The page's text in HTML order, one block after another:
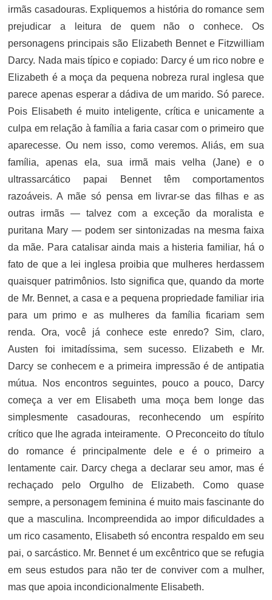
irmãs casadouras. Expliquemos a história do romance sem
prejudicar a leitura de quem não o conhece. Os
personagens principais são Elizabeth Bennet e Fitzwilliam
Darcy. Nada mais típico e copiado: Darcy é um rico nobre e
Elizabeth é a moça da pequena nobreza rural inglesa que
parece apenas esperar a dádiva de um marido. Só parece.
Pois Elisabeth é muito inteligente, crítica e unicamente a
culpa em relação à família a faria casar com o primeiro que
aparecesse. Ou nem isso, como veremos. Aliás, em sua
família, apenas ela, sua irmã mais velha (Jane) e o
ultrassarcático papai Bennet têm comportamentos
razoáveis. A mãe só pensa em livrar-se das filhas e as
outras irmãs — talvez com a exceção da moralista e
puritana Mary — podem ser sintonizadas na mesma faixa
da mãe. Para catalisar ainda mais a histeria familiar, há o
fato de que a lei inglesa proibia que mulheres herdassem
quaisquer patrimônios. Isto significa que, quando da morte
de Mr. Bennet, a casa e a pequena propriedade familiar iria
para um primo e as mulheres da família ficariam sem
renda. Ora, você já conhece este enredo? Sim, claro,
Austen foi imitadíssima, sem sucesso. Elizabeth e Mr.
Darcy se conhecem e a primeira impressão é de antipatia
mútua. Nos encontros seguintes, pouco a pouco, Darcy
começa a ver em Elisabeth uma moça bem longe das
simplesmente casadouras, reconhecendo um espírito
crítico que lhe agrada inteiramente. O Preconceito do título
do romance é principalmente dele e é o primeiro a
lentamente cair. Darcy chega a declarar seu amor, mas é
rechaçado pelo Orgulho de Elizabeth. Como quase
sempre, a personagem feminina é muito mais fascinante do
que a masculina. Incompreendida ao impor dificuldades a
um rico casamento, Elisabeth só encontra respaldo em seu
pai, o sarcástico. Mr. Bennet é um excêntrico que se refugia
em seus estudos para não ter de conviver com a mulher,
mas que apoia incondicionalmente Elisabeth.